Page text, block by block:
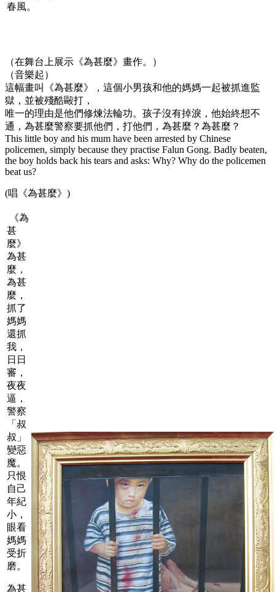
春風。
（在舞台上展示《為甚麼》畫作。）
（音樂起）
這幅畫叫《為甚麼》，這個小男孩和他的媽媽一起被抓進監
獄，並被殘酷毆打，
唯一的理由是他們修煉法輪功。孩子沒有掉淚，他始終想不
通，為甚麼警察要抓他們，打他們，為甚麼？為甚麼？
This little boy and his mum have been arrested by Chinese
policemen, simply because they practise Falun Gong. Badly beaten,
the boy holds back his tears and asks: Why? Why do the policemen
beat us?
(唱《為甚麼》)
《為
甚
麼》
為甚
麼，
為甚
麼，
抓了
媽媽
還抓
我，
日日
審，
夜夜
逼，
警察
「叔
叔」
變惡
魔。
只恨
自己
年紀
小，
眼看
媽媽
受折
磨。
為甚